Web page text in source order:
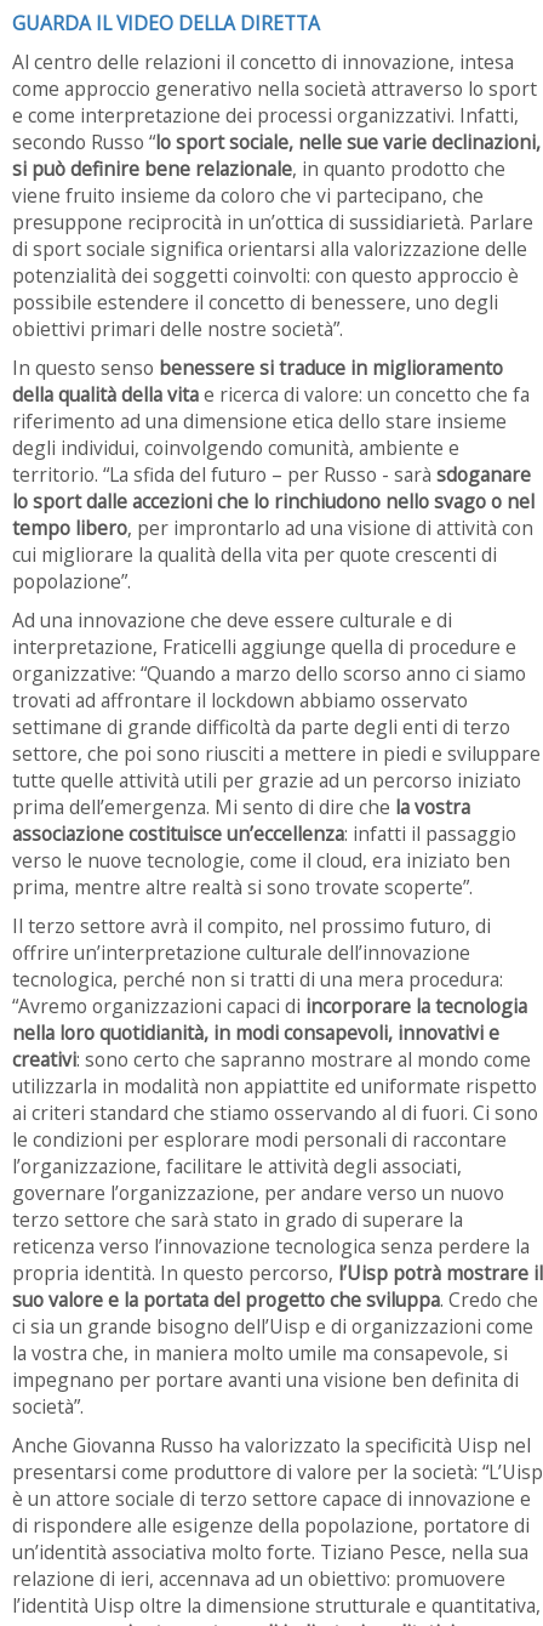
GUARDA IL VIDEO DELLA DIRETTA
Al centro delle relazioni il concetto di innovazione, intesa
come approccio generativo nella società attraverso lo sport
e come interpretazione dei processi organizzativi. Infatti,
secondo Russo “lo sport sociale, nelle sue varie declinazioni,
si può definire bene relazionale, in quanto prodotto che
viene fruito insieme da coloro che vi partecipano, che
presuppone reciprocità in un’ottica di sussidiarietà. Parlare
di sport sociale significa orientarsi alla valorizzazione delle
potenzialità dei soggetti coinvolti: con questo approccio è
possibile estendere il concetto di benessere, uno degli
obiettivi primari delle nostre società”.
In questo senso benessere si traduce in miglioramento
della qualità della vitae ricerca di valore: un concetto che fa
riferimento ad una dimensione etica dello stare insieme
degli individui, coinvolgendo comunità, ambiente e
territorio. “La sfida del futuro – per Russo - sarà sdoganare
lo sport dalle accezioni che lo rinchiudono nello svago o nel
tempo libero, per improntarlo ad una visione di attività con
cui migliorare la qualità della vita per quote crescenti di
popolazione”.
Ad una innovazione che deve essere culturale e di
interpretazione, Fraticelli aggiunge quella di procedure e
organizzative: “Quando a marzo dello scorso anno ci siamo
trovati ad affrontare il lockdown abbiamo osservato
settimane di grande difficoltà da parte degli enti di terzo
settore, che poi sono riusciti a mettere in piedi e sviluppare
tutte quelle attività utili per grazie ad un percorso iniziato
prima dell’emergenza. Mi sento di dire che la vostra
associazione costituisce un’eccellenza: infatti il passaggio
verso le nuove tecnologie, come il cloud, era iniziato ben
prima, mentre altre realtà si sono trovate scoperte”.
Il terzo settore avrà il compito, nel prossimo futuro, di
offrire un’interpretazione culturale dell’innovazione
tecnologica, perché non si tratti di una mera procedura:
“Avremo organizzazioni capaci di incorporare la tecnologia
nella loro quotidianità, in modi consapevoli, innovativi e
creativi: sono certo che sapranno mostrare al mondo come
utilizzarla in modalità non appiattite ed uniformate rispetto
ai criteri standard che stiamo osservando al di fuori. Ci sono
le condizioni per esplorare modi personali di raccontare
l’organizzazione, facilitare le attività degli associati,
governare l’organizzazione, per andare verso un nuovo
terzo settore che sarà stato in grado di superare la
reticenza verso l’innovazione tecnologica senza perdere la
propria identità. In questo percorso, l’Uisp potrà mostrare il
suo valore e la portata del progetto che sviluppa. Credo che
ci sia un grande bisogno dell’Uisp e di organizzazioni come
la vostra che, in maniera molto umile ma consapevole, si
impegnano per portare avanti una visione ben definita di
società”.
Anche Giovanna Russo ha valorizzato la specificità Uisp nel
presentarsi come produttore di valore per la società: “L’Uisp
è un attore sociale di terzo settore capace di innovazione e
di rispondere alle esigenze della popolazione, portatore di
un’identità associativa molto forte. Tiziano Pesce, nella sua
relazione di ieri, accennava ad un obiettivo: promuovere
l’identità Uisp oltre la dimensione strutturale e quantitativa,